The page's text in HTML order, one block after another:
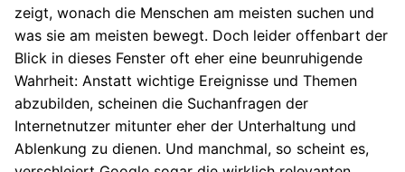
zeigt, wonach die Menschen am meisten suchen und
was sie am meisten bewegt. Doch leider offenbart der
Blick in dieses Fenster oft eher eine beunruhigende
Wahrheit: Anstatt wichtige Ereignisse und Themen
abzubilden, scheinen die Suchanfragen der
Internetnutzer mitunter eher der Unterhaltung und
Ablenkung zu dienen. Und manchmal, so scheint es,